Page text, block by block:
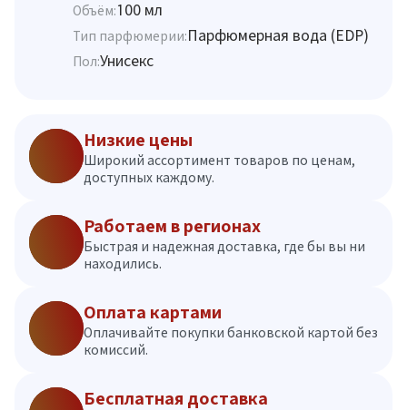
Объём:100 мл
Тип парфюмерии:Парфюмерная вода (EDP)
Пол:Унисекс
Низкие цены
Широкий ассортимент товаров по ценам,
доступных каждому.
Работаем в регионах
Быстрая и надежная доставка, где бы вы ни
находились.
Оплата картами
Оплачивайте покупки банковской картой без
комиссий.
Бесплатная доставка